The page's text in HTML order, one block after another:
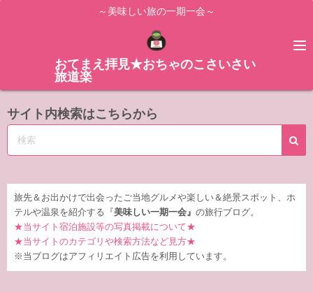
ス
ッ
～美味しい旅の一期一会～
おてまえ拝見★おちゃのこさいさい
旅道楽
サイト内検索はこちらから
旅先＆お出かけで出会ったご当地グルメや楽しい＆絶景スポット、ホ
テルや温泉を紹介する『 美味しい一期一会』 の旅行ブログ。
★当サイト宿泊施設等の写真掲載について★
★当サイトのカテゴリや検索方法など見方★
※当ブログはアフィリエイト広告を利用しています。